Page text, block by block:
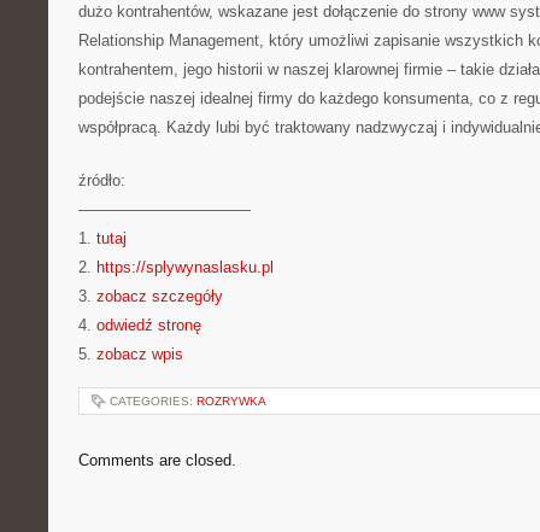
dużo kontrahentów, wskazane jest dołączenie do strony www
Relationship Management, który umożliwi zapisanie wszystkich
kontrahentem, jego historii w naszej klarownej firmie – takie
podejście naszej idealnej firmy do każdego konsumenta, co z
współpracą. Każdy lubi być traktowany nadzwyczaj i
źródło:
———————————
1. tutaj
2. https://splywynaslasku.pl
3. zobacz szczegóły
4. odwiedź stronę
5. zobacz wpis
CATEGORIES: ROZRYWKA
Comments are closed.